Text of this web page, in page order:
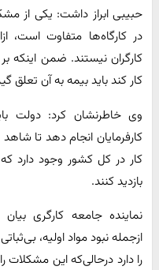
حبیبی ابراز داشت: یکی از
در کارگاه‌ها متفاوت است،
کارگران نیستند. ضمن اینکه
کار کند باید بیمه به آن تعلق
وی خاطرنشان کرد: دولت
کار در کل کشور وجود دارد که
بازدید کنند.
نماینده جامعه کارگری
ازجمله نبود مواد اولیه،
را دارد درحالی‌که این مشکلات